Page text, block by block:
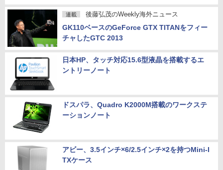
連載 後藤弘茂のWeekly海外ニュース
GK110ベースのGeForce GTX TITANをフィー
チャしたGTC 2013
日本HP、タッチ対応15.6型液晶を搭載するエ
ントリーノート
ドスパラ、Quadro K2000M搭載のワークステ
ーションノート
アビー、3.5インチ×6/2.5インチ×2を持つMini-I
TXケース